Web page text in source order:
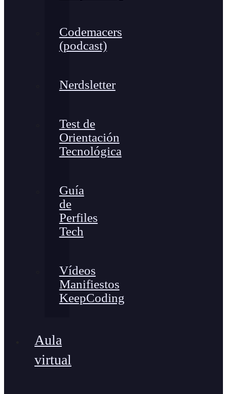
Codemacers
(podcast)
Nerdsletter
Test de
Orientación
Tecnológica
Guía
de
Perfiles
Tech
Vídeos
Manifiestos
KeepCoding
Aula
virtual